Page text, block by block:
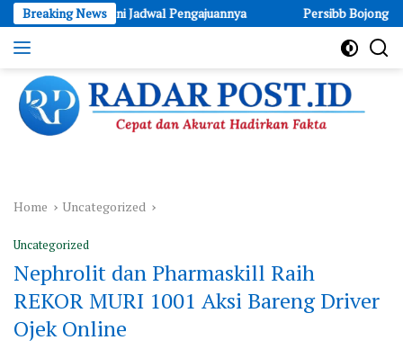
Skip
to
content
Breaking News
Ini Jadwal Pengajuannya Persibb Bojong Batas Pocin:
dan
Akurat
Hadirkan
Fakta
Home Uncategorized
Uncategorized
Nephrolit dan Pharmaskill Raih
REKOR MURI 1001 Aksi Bareng Driver
Ojek Online